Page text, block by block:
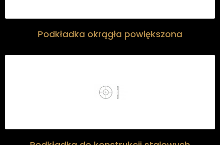
Podkładka okrągła powiększona